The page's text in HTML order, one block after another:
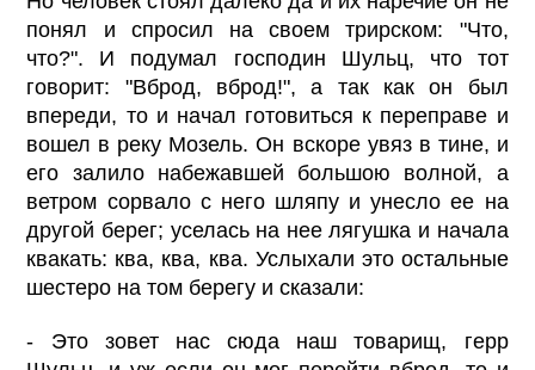
понял и спросил на своем трирском: "Что,
что?". И подумал господин Шульц, что тот
говорит: "Вброд, вброд!", а так как он был
впереди, то и начал готовиться к переправе и
вошел в реку Мозель. Он вскоре увяз в тине, и
его залило набежавшей большою волной, а
ветром сорвало с него шляпу и унесло ее на
другой берег; уселась на нее лягушка и начала
квакать: ква, ква, ква. Услыхали это остальные
шестеро на том берегу и сказали:
- Это зовет нас сюда наш товарищ, герр